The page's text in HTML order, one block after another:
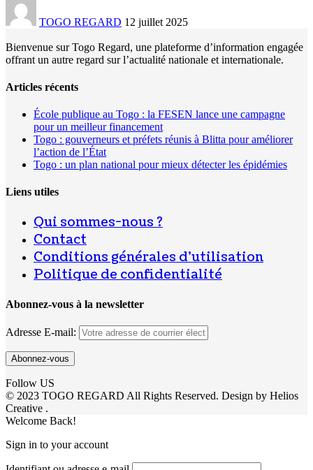
TOGO REGARD 12 juillet 2025
Bienvenue sur Togo Regard, une plateforme d’information engagée
offrant un autre regard sur l’actualité nationale et internationale.
Articles récents
École publique au Togo : la FESEN lance une campagne
pour un meilleur financement
Togo : gouverneurs et préfets réunis à Blitta pour améliorer
l’action de l’État
Togo : un plan national pour mieux détecter les épidémies
Liens utiles
Qui sommes-nous ?
Contact
Conditions générales d’utilisation
Politique de confidentialité
Abonnez-vous à la newsletter
Adresse E-mail:
Follow US
© 2023 TOGO REGARD All Rights Reserved. Design by Helios
Creative .
Welcome Back!
Sign in to your account